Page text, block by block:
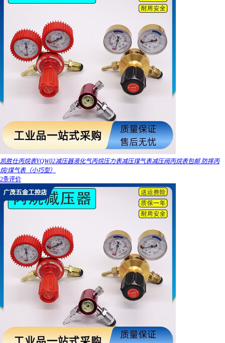
凯胜仕丙烷表YQW02减压器液化气丙烷压力表减压煤气表减压阀丙烷表包邮 防摔丙
烷/煤气表（小巧型）
2条评价